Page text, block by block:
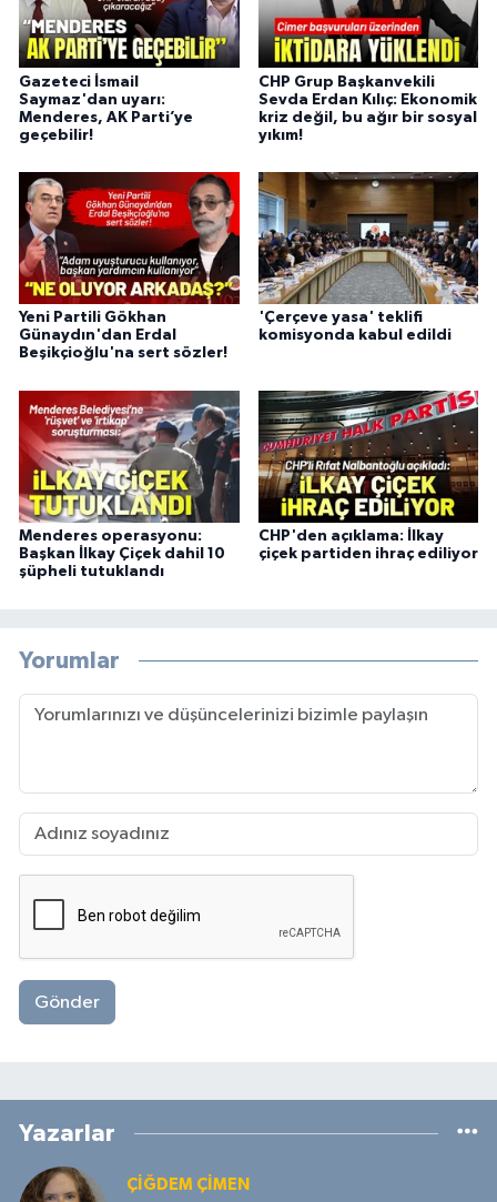
Gazeteci İsmail
Saymaz'dan uyarı:
Menderes, AK Parti’ye
geçebilir!
CHP Grup Başkanvekili
Sevda Erdan Kılıç: Ekonomik
kriz değil, bu ağır bir sosyal
yıkım!
Yeni Partili Gökhan
Günaydın'dan Erdal
Beşikçioğlu'na sert sözler!
'Çerçeve yasa' teklifi
komisyonda kabul edildi
Menderes operasyonu:
Başkan İlkay Çiçek dahil 10
şüpheli tutuklandı
CHP'den açıklama: İlkay
çiçek partiden ihraç ediliyor
Yorumlar
Gönder
Yazarlar
ÇIĞDEM ÇIMEN